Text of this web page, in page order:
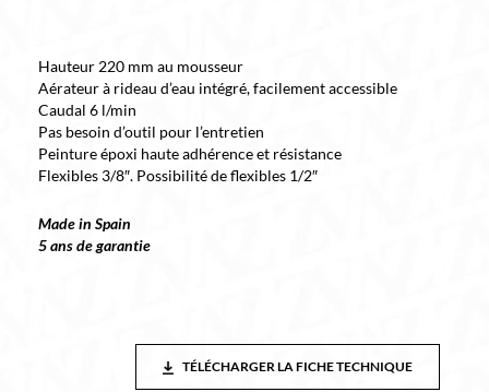
Hauteur 220 mm au mousseur
Aérateur à rideau d’eau intégré, facilement accessible
Caudal 6 l/min
Pas besoin d’outil pour l’entretien
Peinture époxi haute adhérence et résistance
Flexibles 3/8″. Possibilité de flexibles 1/2″
Made in Spain
5 ans de garantie
TÉLÉCHARGER LA FICHE TECHNIQUE